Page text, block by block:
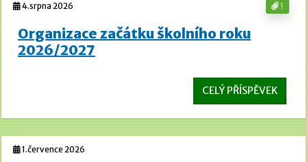
1
4.srpna 2026
Organizace začátku školního roku
2026/2027
CELÝ PŘÍSPĚVEK
1.července 2026